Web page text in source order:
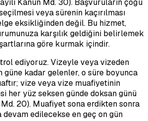
Kanun Md. 30). Başvuruların çoğu
veya sürenin kaçırılması
eksikliğinden değil. Bu hizmet,
karşılık geldiğini belirlemek
göre kurmak içindir.
ediyoruz. Vizeyle veya vizeden
güne kadar gelenler, o süre boyunca
vize veya vize muafiyetinin
her yüz seksen günde doksan günü
Md. 20). Muafiyet sona erdikten sonra
edilecekse en geç on gün